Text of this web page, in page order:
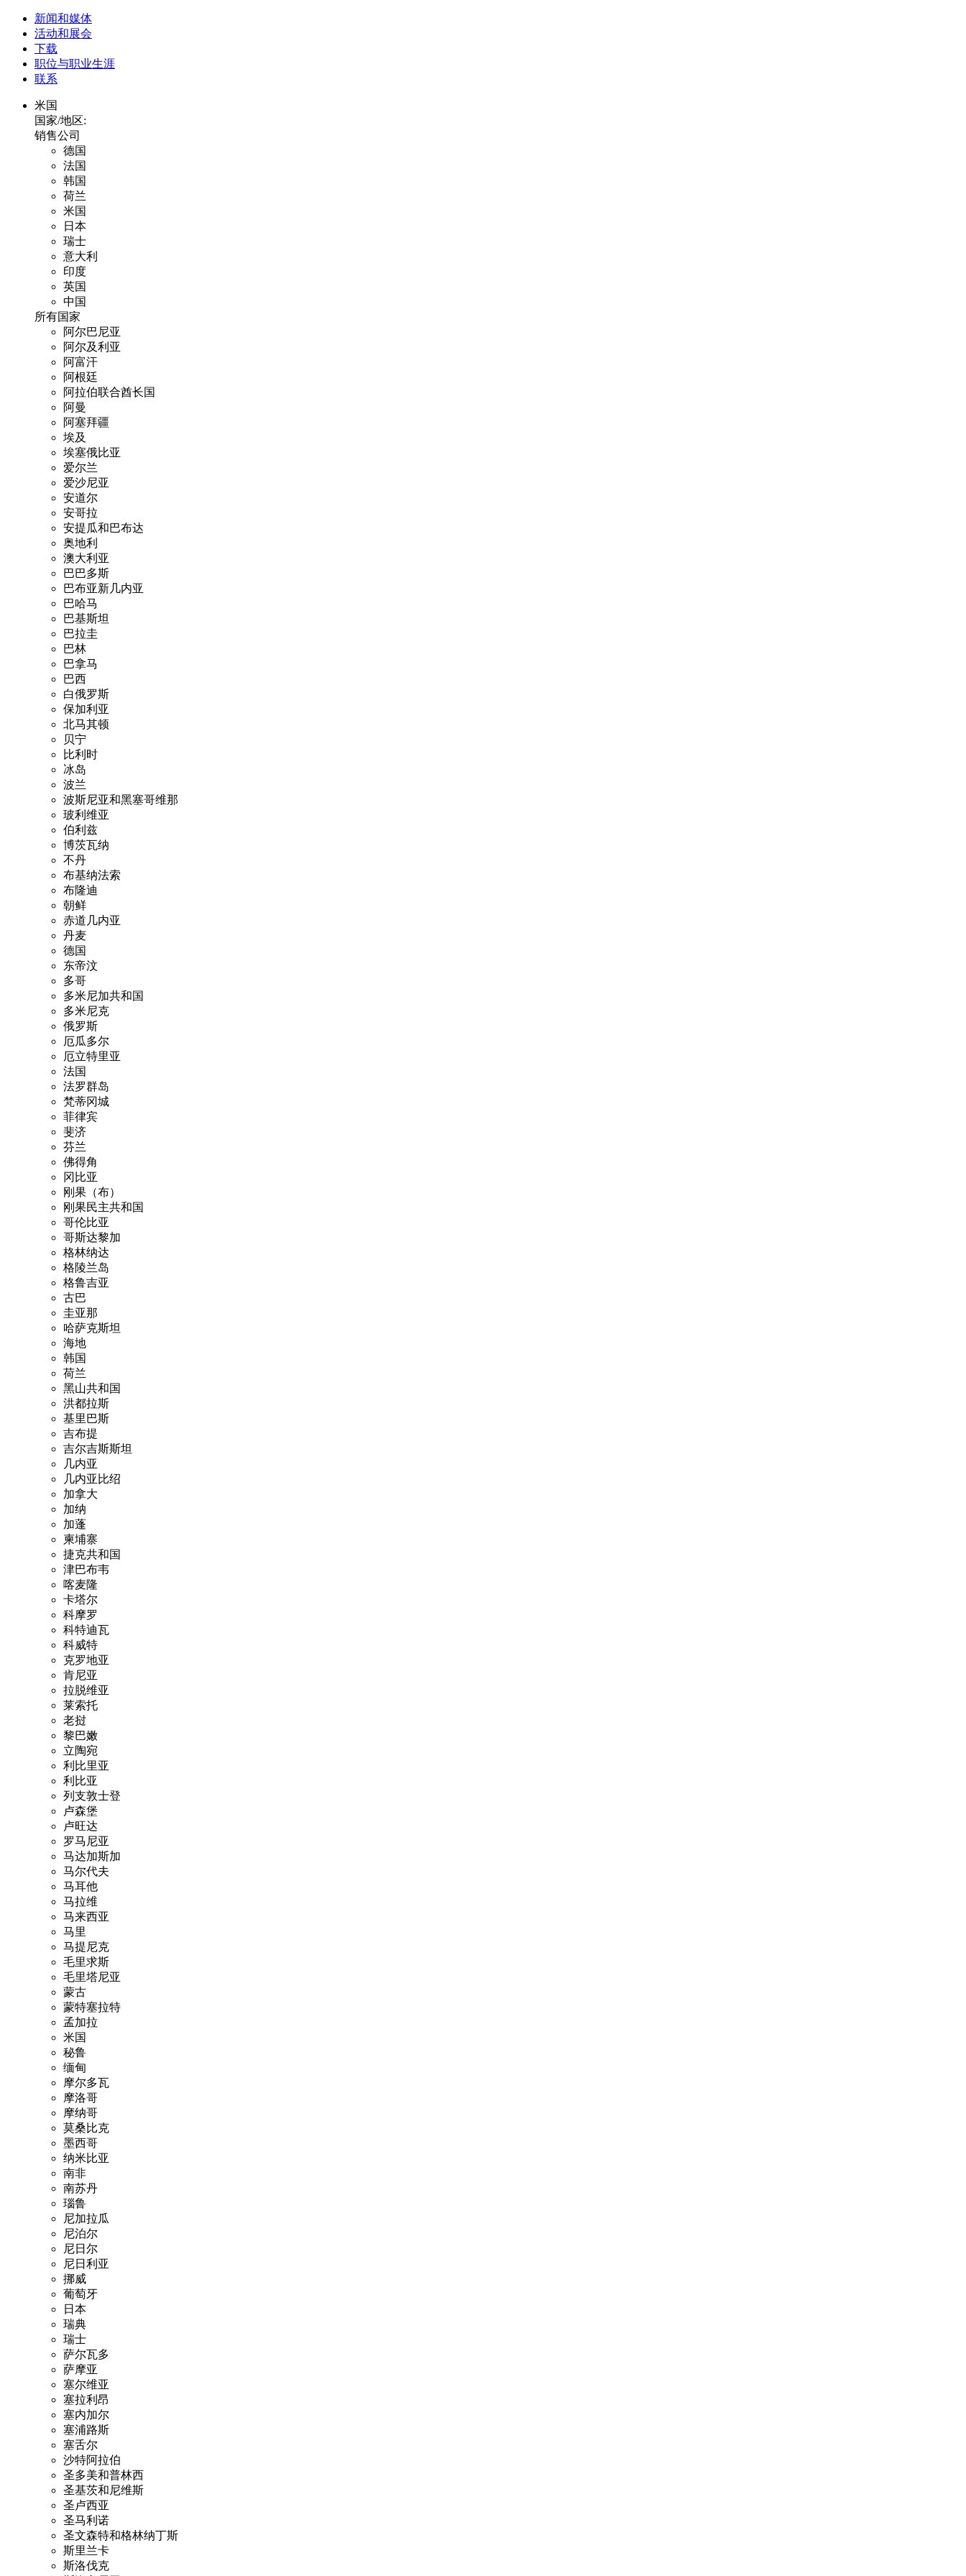
新闻和媒体
活动和展会
下载
职位与职业生涯
联系
米国
国家/地区:
销售公司
德国
法国
韩国
荷兰
米国
日本
瑞士
意大利
印度
英国
中国
所有国家
阿尔巴尼亚
阿尔及利亚
阿富汗
阿根廷
阿拉伯联合酋长国
阿曼
阿塞拜疆
埃及
埃塞俄比亚
爱尔兰
爱沙尼亚
安道尔
安哥拉
安提瓜和巴布达
奥地利
澳大利亚
巴巴多斯
巴布亚新几内亚
巴哈马
巴基斯坦
巴拉圭
巴林
巴拿马
巴西
白俄罗斯
保加利亚
北马其顿
贝宁
比利时
冰岛
波兰
波斯尼亚和黑塞哥维那
玻利维亚
伯利兹
博茨瓦纳
不丹
布基纳法索
布隆迪
朝鲜
赤道几内亚
丹麦
德国
东帝汶
多哥
多米尼加共和国
多米尼克
俄罗斯
厄瓜多尔
厄立特里亚
法国
法罗群岛
梵蒂冈城
菲律宾
斐济
芬兰
佛得角
冈比亚
刚果（布）
刚果民主共和国
哥伦比亚
哥斯达黎加
格林纳达
格陵兰岛
格鲁吉亚
古巴
圭亚那
哈萨克斯坦
海地
韩国
荷兰
黑山共和国
洪都拉斯
基里巴斯
吉布提
吉尔吉斯斯坦
几内亚
几内亚比绍
加拿大
加纳
加蓬
柬埔寨
捷克共和国
津巴布韦
喀麦隆
卡塔尔
科摩罗
科特迪瓦
科威特
克罗地亚
肯尼亚
拉脱维亚
莱索托
老挝
黎巴嫩
立陶宛
利比里亚
利比亚
列支敦士登
卢森堡
卢旺达
罗马尼亚
马达加斯加
马尔代夫
马耳他
马拉维
马来西亚
马里
马提尼克
毛里求斯
毛里塔尼亚
蒙古
蒙特塞拉特
孟加拉
米国
秘鲁
缅甸
摩尔多瓦
摩洛哥
摩纳哥
莫桑比克
墨西哥
纳米比亚
南非
南苏丹
瑙鲁
尼加拉瓜
尼泊尔
尼日尔
尼日利亚
挪威
葡萄牙
日本
瑞典
瑞士
萨尔瓦多
萨摩亚
塞尔维亚
塞拉利昂
塞内加尔
塞浦路斯
塞舌尔
沙特阿拉伯
圣多美和普林西
圣基茨和尼维斯
圣卢西亚
圣马利诺
圣文森特和格林纳丁斯
斯里兰卡
斯洛伐克